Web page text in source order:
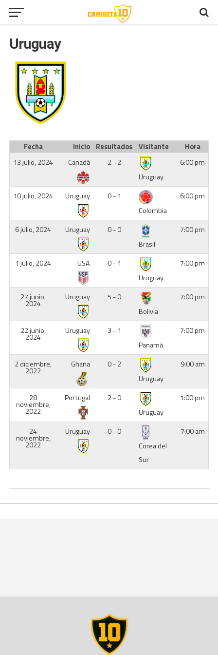
Uruguay
Fecha Inicio Resultados Visitante
Hora
13 julio, 2024
Canadá
2 - 2
Uruguay
6:00 pm
10 julio, 2024 Uruguay
0 - 1
Colombia
6:00 pm
6 julio, 2024 Uruguay
0 - 0
Brasil
7:00 pm
1 julio, 2024 USA
0 - 1
Uruguay
7:00 pm
27 junio,
2024
Uruguay
5 - 0
Bolivia
7:00 pm
22 junio,
2024
Uruguay
3 - 1
Panamá
7:00 pm
2 diciembre,
2022
Ghana
0 - 2
Uruguay
9:00 am
28
noviembre,
2022
Portugal
2 - 0
Uruguay
1:00 pm
24
noviembre,
2022
Uruguay
0 - 0
Corea del
Sur
7:00 am